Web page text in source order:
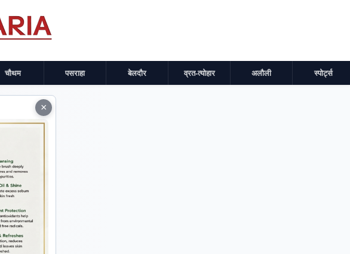
चौथम पसराहा बेलदौर व्रत-त्योहार अलौली स्पोर्ट्स
×